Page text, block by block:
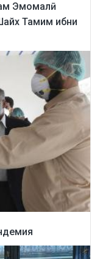
Эмомалӣ
Тамим ибни